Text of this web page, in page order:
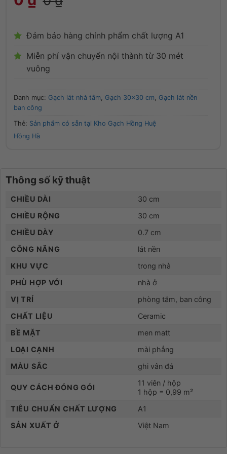
Đảm bảo hàng chính phẩm chất lượng A1
Miễn phí vận chuyển nội thành từ 30 mét
vuông
Danh mục: Gạch lát nhà tắm, Gạch 30x30 cm, Gạch lát nền
ban công
Thẻ: Sản phẩm có sẵn tại Kho Gạch Hồng Huệ
Hồng Hà
Thông số kỹ thuật
CHIỀU DÀI
30 cm
CHIỀU RỘNG
30 cm
CHIỀU DÀY
0.7 cm
CÔNG NĂNG
lát nền
KHU VỰC
trong nhà
PHÙ HỢP VỚI
nhà ở
VỊ TRÍ
phòng tắm, ban công
CHẤT LIỆU
Ceramic
BỀ MẶT
men matt
LOẠI CẠNH
mài phẳng
MÀU SẮC
ghi vân đá
QUY CÁCH ĐÓNG GÓI
11 viên / hộp
1 hộp = 0,99 m²
TIÊU CHUẨN CHẤT LƯỢNG
A1
SẢN XUẤT Ở
Việt Nam